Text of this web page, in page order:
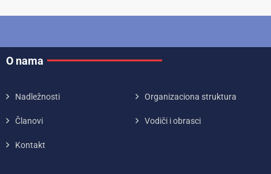
O nama
Nadležnosti Organizaciona struktura
Članovi Vodiči i obrasci
Kontakt